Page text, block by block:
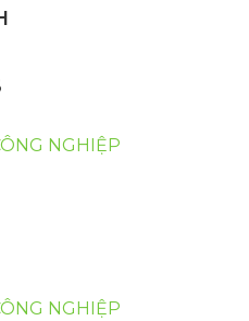
NGHIỆP
NGHIỆP